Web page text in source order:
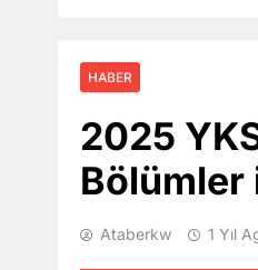
HABER
2025
Bölümler
Ataberkw 1 Yıl